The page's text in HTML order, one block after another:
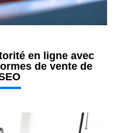
en ligne avec
de vente de